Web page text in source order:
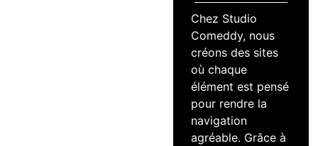
Chez Studio
Comeddy, nous
créons des sites
où chaque
élément est pensé
pour rendre la
navigation
agréable. Grâce à